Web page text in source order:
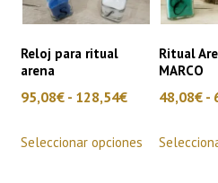
Reloj para ritual
arena
95,08€ - 128,54€Rango
precios:
Seleccionar opciones
producto
Ritual
MARCO
48,08€ -